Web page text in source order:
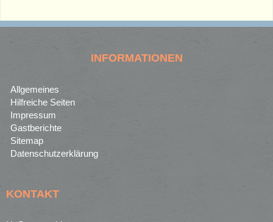
INFORMATIONEN
Allgemeines
Hilfreiche Seiten
Impressum
Gastberichte
Sitemap
Datenschutzerklärung
KONTAKT